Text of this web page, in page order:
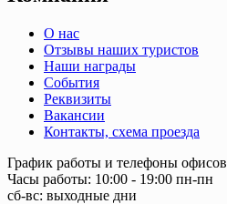
О нас
Отзывы наших туристов
Наши награды
События
Реквизиты
Вакансии
Контакты, схема проезда
График работы и телефоны офисов
Часы работы: 10:00 - 19:00 пн-пн
сб-вс: выходные дни